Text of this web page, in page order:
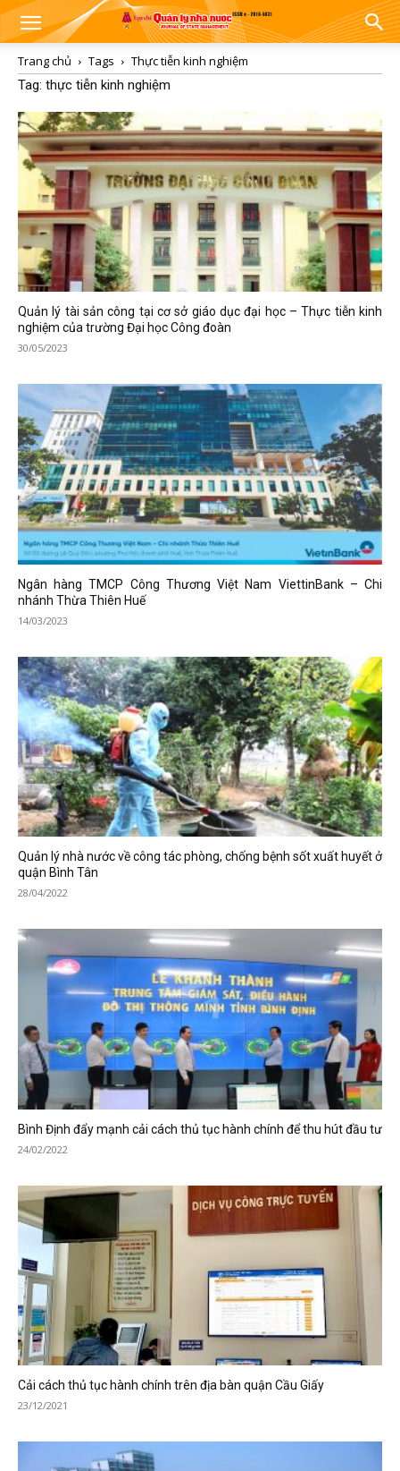
Trang chủ Tags
Thực tiễn kinh nghiệm
Tag: thực tiễn kinh nghiệm
Quản lý tài sản công tại cơ sở giáo dục đại học – Thực tiễn kinh
nghiệm của trường Đại học Công đoàn
30/05/2023
Ngân hàng TMCP Công Thương Việt Nam ViettinBank – Chi
nhánh Thừa Thiên Huế
14/03/2023
Quản lý nhà nước về công tác phòng, chống bệnh sốt xuất huyết ở
quận Bình Tân
28/04/2022
Bình Định đẩy mạnh cải cách thủ tục hành chính để thu hút đầu tư
24/02/2022
Cải cách thủ tục hành chính trên địa bàn quận Cầu Giấy
23/12/2021